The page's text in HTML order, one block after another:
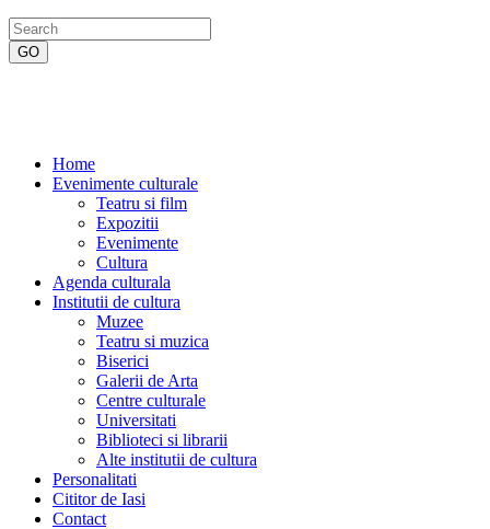
Home
Evenimente culturale
Teatru si film
Expozitii
Evenimente
Cultura
Agenda culturala
Institutii de cultura
Muzee
Teatru si muzica
Biserici
Galerii de Arta
Centre culturale
Universitati
Biblioteci si librarii
Alte institutii de cultura
Personalitati
Cititor de Iasi
Contact